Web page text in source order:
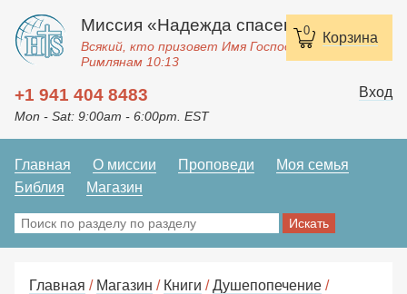
0 Корзина
Миссия «Надежда спасения»
Всякий, кто призовет Имя Господне, спасется.
Римлянам 10:13
+1 941 404 8483
Mon - Sat: 9:00am - 6:00pm. EST
Вход
Главная О миссии Проповеди
Моя семья
Библия
Магазин
Главная / Магазин / Книги /Душепопечение /